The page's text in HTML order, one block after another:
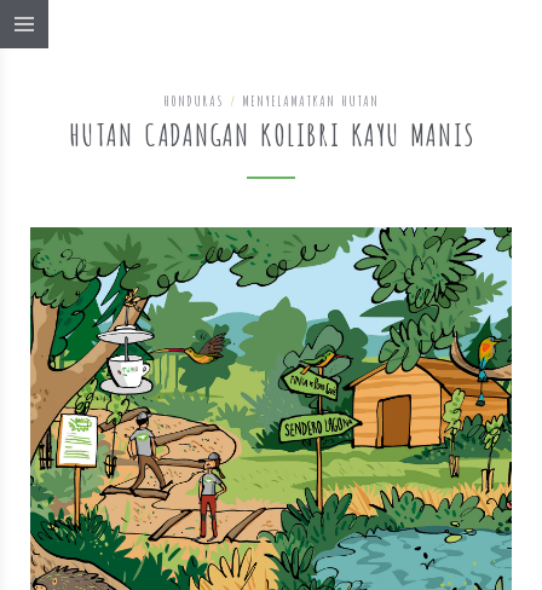
HONDURAS / MENYELAMATKAN HUTAN
HUTAN CADANGAN KOLIBRI KAYU MANIS